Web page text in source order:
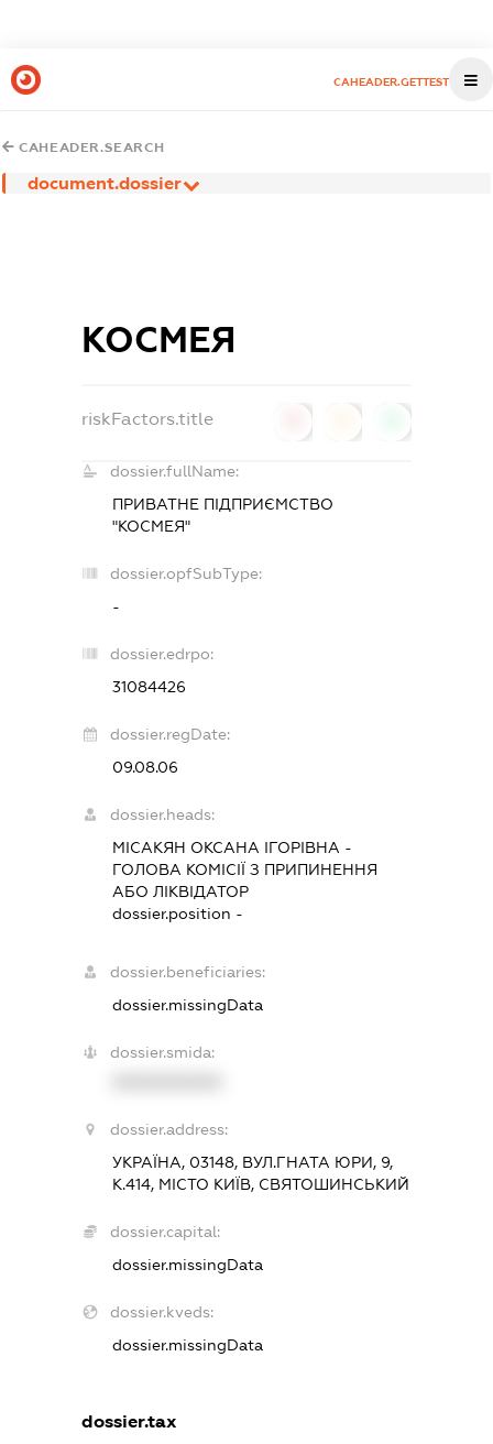
CAHEADER.GETTEST
CAHEADER.SEARCH
document.dossier
КОСМЕЯ
riskFactors.title
dossier.fullName:
ПРИВАТНЕ ПІДПРИЄМСТВО
"КОСМЕЯ"
dossier.opfSubType:
-
dossier.edrpo:
31084426
dossier.regDate:
09.08.06
dossier.heads:
МІСАКЯН ОКСАНА ІГОРІВНА -
ГОЛОВА КОМІСІЇ З ПРИПИНЕННЯ
АБО ЛІКВІДАТОР
dossier.position -
dossier.beneficiaries:
dossier.missingData
dossier.smida:
dossier.address:
УКРАЇНА, 03148, ВУЛ.ГНАТА ЮРИ, 9,
К.414, МІСТО КИЇВ, СВЯТОШИНСЬКИЙ
dossier.capital:
dossier.missingData
dossier.kveds:
dossier.missingData
dossier.tax